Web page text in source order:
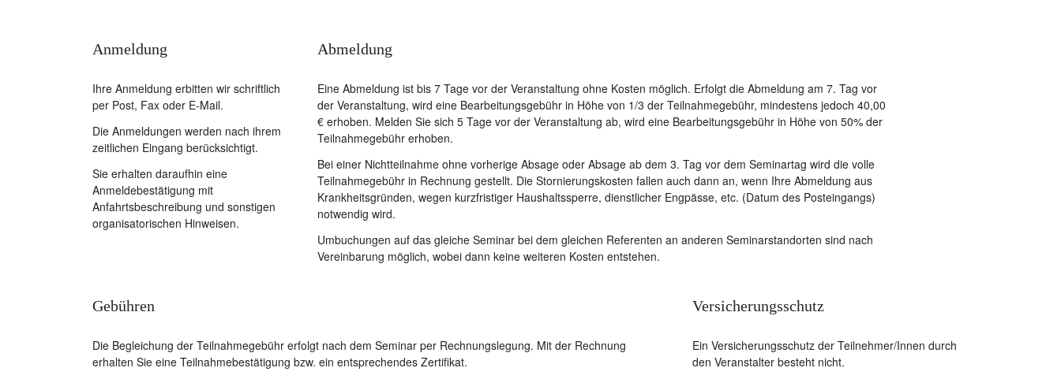
Anmeldung
Ihre Anmeldung erbitten wir schriftlich
per Post, Fax oder E-Mail.
Die Anmeldungen werden nach ihrem
zeitlichen Eingang berücksichtigt.
Sie erhalten daraufhin eine
Anmeldebestätigung mit
Anfahrtsbeschreibung und sonstigen
organisatorischen Hinweisen.
Abmeldung
Eine Abmeldung ist bis 7 Tage vor der Veranstaltung ohne Kosten möglich. Erfolgt die Abmeldung am 7. Tag vor
der Veranstaltung, wird eine Bearbeitungsgebühr in Höhe von 1/3 der Teilnahmegebühr, mindestens jedoch 40,00
€ erhoben. Melden Sie sich 5 Tage vor der Veranstaltung ab, wird eine Bearbeitungsgebühr in Höhe von 50% der
Teilnahmegebühr erhoben.
Bei einer Nichtteilnahme ohne vorherige Absage oder Absage ab dem 3. Tag vor dem Seminartag wird die volle
Teilnahmegebühr in Rechnung gestellt. Die Stornierungskosten fallen auch dann an, wenn Ihre Abmeldung aus
Krankheitsgründen, wegen kurzfristiger Haushaltssperre, dienstlicher Engpässe, etc. (Datum des Posteingangs)
notwendig wird.
Umbuchungen auf das gleiche Seminar bei dem gleichen Referenten an anderen Seminarstandorten sind nach
Vereinbarung möglich, wobei dann keine weiteren Kosten entstehen.
Gebühren
Die Begleichung der Teilnahmegebühr erfolgt nach dem Seminar per Rechnungslegung. Mit der Rechnung
erhalten Sie eine Teilnahmebestätigung bzw. ein entsprechendes Zertifikat.
Versicherungsschutz
Ein Versicherungsschutz der Teilnehmer/Innen durch
den Veranstalter besteht nicht.